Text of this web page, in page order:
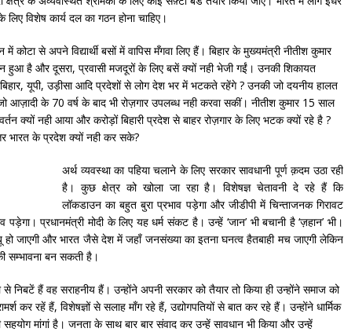
विशेष कार्य दल का गठन होना चाहिए।
से अपने विद्यार्थी बसों में वापिस मँगवा लिए हैं। बिहार के मुख्यमंत्री नीतीश कुमार
हुआ है और दूसरा, प्रवासी मजदूरों के लिए बसें क्यों नही भेजी गईं। उनकी शिकायत
यूपी, उड़ीसा आदि प्रदेशों से लोग देश भर में भटकते रहेंगे ? उनकी जो दयनीय हालत
आज़ादी के 70 वर्ष के बाद भी रोज़गार उपलब्ध नही करवा सकीं। नीतीश कुमार 15 साल
क्यों नही आया और करोड़ों बिहारी प्रदेश से बाहर रोज़गार के लिए भटक क्यों रहे है ?
भारत के प्रदेश क्यों नही कर सके?
अर्थ व्यवस्था का पहिया चलाने के लिए सरकार सावधानी पूर्ण क़दम उठा रही
है। कुछ क्षेत्र को खोला जा रहा है। विशेषज्ञ चेतावनी दे रहे हैं कि
लॉकडाउन का बहुत बुरा प्रभाव पड़ेगा और जीडीपी में चिन्ताजनक गिरावट
प्रधानमंत्री मोदी के लिए यह धर्म संकट है। उन्हें ‘जान’ भी बचानी है ‘ज़हान’ भी।
हो जाएगी और भारत जैसे देश में जहाँ जनसंख्या का इतना घनत्व हैतबाही मच जाएगी लेकिन
सम्भावना बन सकती है।
निबटें हैं वह सराहनीय हैं। उन्होंने अपनी सरकार को तैयार तो किया ही उन्होंने समाज को
कर रहें हैं, विशेषज्ञों से सलाह माँग रहे हैं, उद्योगपतियों से बात कर रहे हैं। उन्होंने धार्मिक
मांगां है। जनता के साथ बार बार संवाद कर उन्हें सावधान भी किया और उन्हें